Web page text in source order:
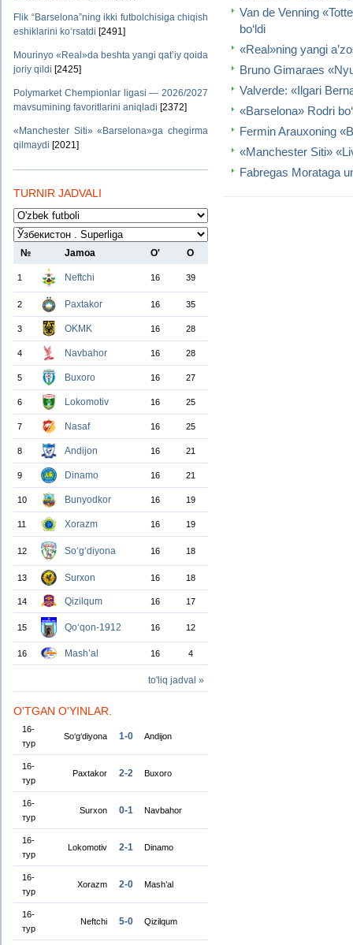
Flik “Barselona”ning ikki futbolchisiga chiqish
eshiklarini ko‘rsatdi [2491]
Mourinyo «Real»da beshta yangi qat’iy qoida
joriy qildi [2425]
Polymarket Chempionlar ligasi — 2026/2027
mavsumining favoritlarini aniqladi [2372]
«Manchester Siti» «Barselona»ga chegirma
qilmaydi [2021]
TURNIR JADVALI
№ Jamoa O' O
1 Neftchi 16 39
2 Paxtakor 16 35
3 OKMK 16 28
4 Navbahor 16 28
5 Buxoro 16 27
6 Lokomotiv 16 25
7 Nasaf 16 25
8 Andijon 16 21
9 Dinamo 16 21
10 Bunyodkor 16 19
11 Xorazm 16 19
12 So‘g‘diyona 16 18
13 Surxon 16 18
14 Qizilqum 16 17
15 Qo‘qon-1912 16 12
16 Mash’al 16 4
to'liq jadval »
O'TGAN O'YINLAR.
16-
тур
So‘g‘diyona 1-0 Andijon
16-
тур
Paxtakor 2-2 Buxoro
16-
тур
Surxon 0-1 Navbahor
16-
тур
Lokomotiv 2-1 Dinamo
16-
тур
Xorazm 2-0 Mash’al
16-
тур
Neftchi 5-0 Qizilqum
Van de Venning
bo‘ldi
«Real»ning yangi
Bruno Gimaraes
Valverde: «Ilgari
«Barselona» Rodri
Fermin Arauxoning
«Manchester Siti»
Fabregas Morataga